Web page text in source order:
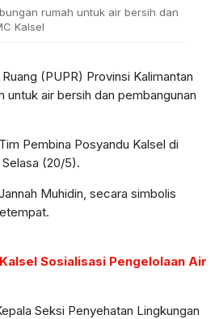
rumah untuk air bersih dan
Kalsel
(PUPR) Provinsi Kalimantan
untuk air bersih dan pembangunan
Pembina Posyandu Kalsel di
Selasa (20/5).
Muhidin, secara simbolis
Sosialisasi Pengelolaan Air
Seksi Penyehatan Lingkungan